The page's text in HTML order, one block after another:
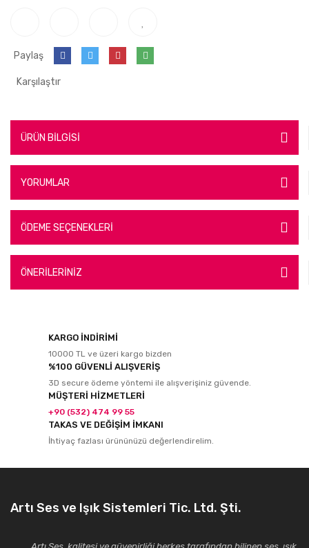
Paylaş
Karşılaştır
ÜRÜN BİLGİSİ
YORUMLAR
ÖDEME SEÇENEKLERİ
ÖNERİLERİNİZ
KARGO İNDİRİMİ
10000 TL ve üzeri kargo bizden
%100 GÜVENLİ ALIŞVERİŞ
3D secure ödeme yöntemi ile alışverişiniz güvende.
MÜŞTERİ HİZMETLERİ
+90 (532) 474 99 55
TAKAS VE DEĞİŞİM İMKANI
İhtiyaç fazlası ürününüzü değerlendirelim.
Artı Ses ve Işık Sistemleri Tic. Ltd. Şti.